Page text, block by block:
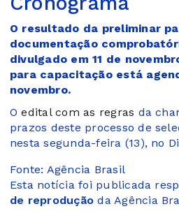
O resultado da preliminar
documentação
divulgado em 11 de
para capacitação está
novembro.
Oedital com as regras da
prazos deste processo de
nesta segunda-feira (13), no
Fonte: Agência Brasil
Esta notícia foi publicada
de reprodução da Agência